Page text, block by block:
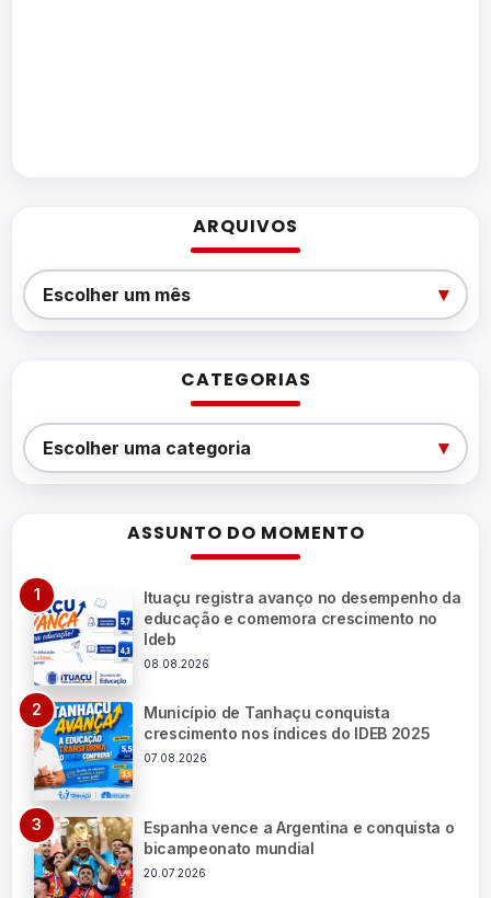
ARQUIVOS
Arquivos
Escolher um mês ▾
CATEGORIAS
Categorias
Escolher uma categoria ▾
ASSUNTO DO MOMENTO
Ituaçu registra avanço no desempenho da
educação e comemora crescimento no
Ideb
08.08.2026
Município de Tanhaçu conquista
crescimento nos índices do IDEB 2025
07.08.2026
Espanha vence a Argentina e conquista o
bicampeonato mundial
20.07.2026